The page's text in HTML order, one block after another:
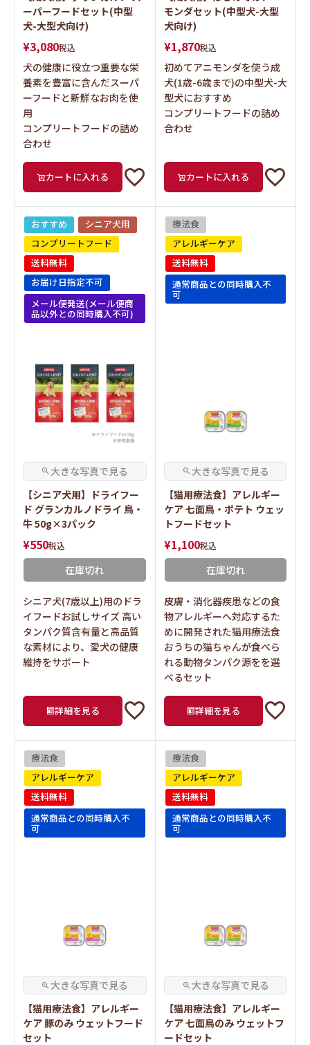
ーパーフードセット(中型
犬-大型犬向け)
¥3,080税込
犬の健康に役立つ重要な栄
養素を豊富に含んだスーパ
ーフードと新鮮なお肉を使
用
コンプリートフードの詰め
合わせ
カートに入れる
モンダセット(中型犬-大型
犬向け)
¥1,870税込
初めてアニモンダを使う成
犬(1歳-6歳まで)の中型犬-大
型犬におすすめ
コンプリートフードの詰め
合わせ
カートに入れる
おすすめ
シニア犬用
コンプリートフード
送料無料
お届け日指定不可
メール便発送(メール便商
品以外との同時購入不可)
【シニア犬用】ドライフー
ド グランカルノドライ 鳥・
牛 50g×3パック
¥550税込
在庫切れ
シニア犬(7歳以上)用のドラ
イフードお試しサイズ 高い
タンパク質含有量と高品質
な素材により、愛犬の健康
維持をサポート
詳細を見る
療法食
アレルギーケア
送料無料
通常商品との同時購入不
可
【猫用療法食】アレルギー
ケア 七面鳥・ポテト ウェッ
トフードセット
¥1,100税込
在庫切れ
皮膚・消化器疾患などの食
物アレルギーへ対応するた
めに開発された猫用療法食
おうちの猫ちゃんが食べら
れる動物タンパク源をを選
べるセット
詳細を見る
療法食
アレルギーケア
送料無料
通常商品との同時購入不
可
【猫用療法食】アレルギー
ケア 豚のみ ウェットフード
セット
療法食
アレルギーケア
送料無料
通常商品との同時購入不
可
【猫用療法食】アレルギー
ケア 七面鳥のみ ウェットフ
ードセット